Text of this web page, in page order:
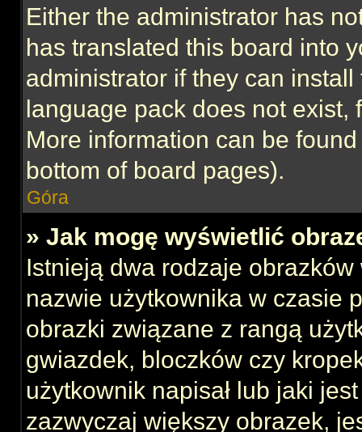
Either the administrator has
has translated this board into
administrator if they can
language pack does not exist,
More information can be
bottom of board pages).
Góra
» Jak mogę wyświetlić
Istnieją dwa rodzaje
nazwie użytkownika w czasie
obrazki związane z rangą
gwiazdek, bloczków czy
użytkownik napisał lub jaki
zazwyczaj większy obrazek,